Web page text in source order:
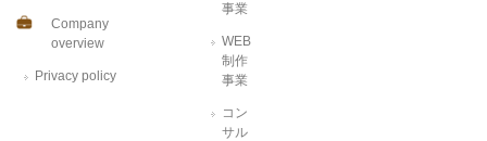
Company
overview
Privacy policy
事業
WEB
制作
事業
コン
サル